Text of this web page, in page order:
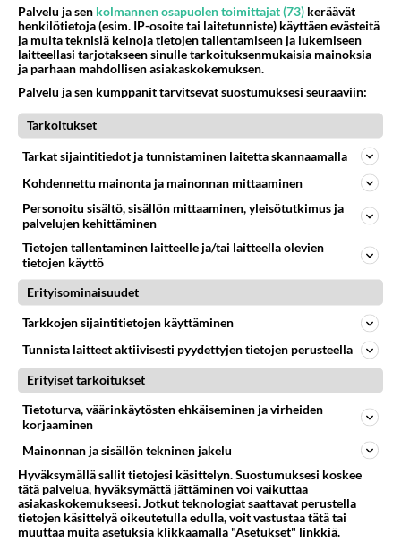
TTK-voittaja Johannes Holopainen jakoi
ilouutisen - Tämä upea kaunotar viikonloppuna
rinnalla
TV-tärppi: Metsäjätti - Miika Nousiaisen
menestysromaaniin perustuva leffa tv:ssä
ilouutisen - Tätä moni ehti jo odottaa
Harvinainen haastattelu: Pirkko Mannola tv:ssä -
Presidentti Stubbin anoppi ja isän rakas!
Oho! Aki Riihilahti jakoi paljonpuhuvan kuvan
Katri-vaimon TTK-voiton jälkeisestä aamusta
TTK-paljastus! Katri Riihilahti täräytti
kohtalokkaat sanat Johannes Holopaiselle ennen
kisaa!
Palvelu ja sen kolmannen osapuolen toimittajat (73) keräävät
henkilötietoja (esim. IP-osoite tai laitetunniste) käyttäen evästeitä
ja muita teknisiä keinoja tietojen tallentamiseen ja lukemiseen
laitteellasi tarjotakseen sinulle tarkoituksenmukaisia mainoksia
ja parhaan mahdollisen asiakaskokemuksen.
Palvelu ja sen kumppanit tarvitsevat suostumuksesi seuraaviin:
Tarkoitukset
Tarkat sijaintitiedot ja tunnistaminen laitetta skannaamalla
Kohdennettu mainonta ja mainonnan mittaaminen
Personoitu sisältö, sisällön mittaaminen, yleisötutkimus ja
palvelujen kehittäminen
Tietojen tallentaminen laitteelle ja/tai laitteella olevien
tietojen käyttö
Erityisominaisuudet
Tarkkojen sijaintitietojen käyttäminen
Tunnista laitteet aktiivisesti pyydettyjen tietojen perusteella
Erityiset tarkoitukset
Tietoturva, väärinkäytösten ehkäiseminen ja virheiden
korjaaminen
Mainonnan ja sisällön tekninen jakelu
Hyväksymällä sallit tietojesi käsittelyn. Suostumuksesi koskee
tätä palvelua, hyväksymättä jättäminen voi vaikuttaa
asiakaskokemukseesi. Jotkut teknologiat saattavat perustella
tietojen käsittelyä oikeutetulla edulla, voit vastustaa tätä tai
muuttaa muita asetuksia klikkaamalla "Asetukset" linkkiä.